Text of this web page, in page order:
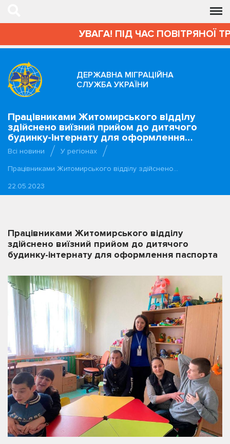
УВАГА! ПІД ЧАС ПОВІТРЯНОЇ
ДЕРЖАВНА МІГРАЦІЙНА
СЛУЖБА УКРАЇНИ
Працівниками Житомирського відділу
здійснено виїзний прийом до дитячого
будинку-інтернату для оформлення…
Всі новини
У регіонах
Працівниками Житомирського відділу здійснено…
22.05.2023
Працівниками Житомирського відділу
здійснено виїзний прийом до дитячого
будинку-інтернату для оформлення паспорта